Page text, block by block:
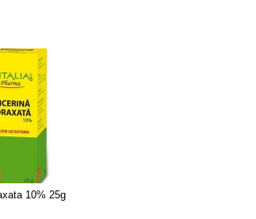
10% 25g